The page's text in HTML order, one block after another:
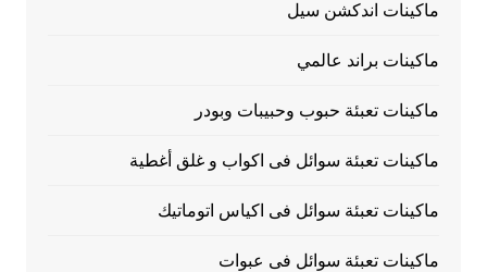
ماكينات اندكشن سيل
ماكينات براند عالمي
ماكينات تعبئة حبوب وحبيبات وبودر
ماكينات تعبئة سوائل فى اكواب و غلق أغطية
ماكينات تعبئة سوائل فى اكياس اتوماتيك
ماكينات تعبئة سوائل فى عبوات